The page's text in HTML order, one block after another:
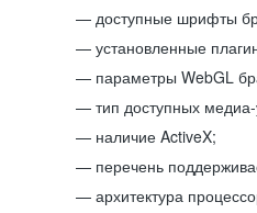
доступные шрифты
установленные
параметры WebGL
тип доступных
наличие ActiveX;
перечень
архитектура